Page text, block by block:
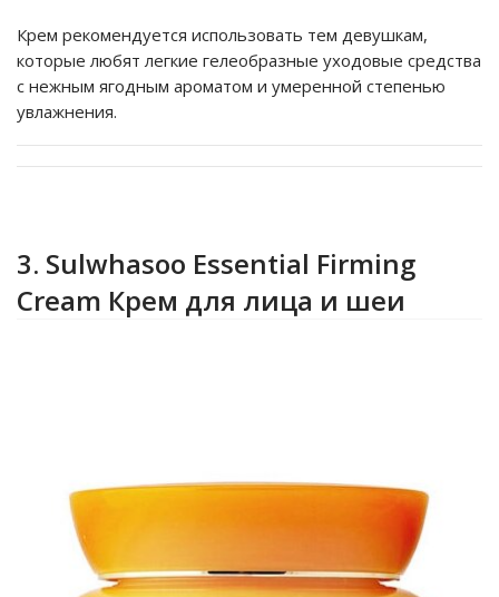
Крем рекомендуется использовать тем девушкам,
которые любят легкие гелеобразные уходовые средства
с нежным ягодным ароматом и умеренной степенью
увлажнения.
3. Sulwhasoo Essential Firming
Cream Крем для лица и шеи